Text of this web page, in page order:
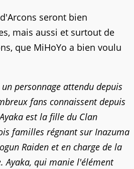
seront bien
mais aussi et surtout de
que MiHoYo a bien voulu
un personnage attendu depuis
fans connaissent depuis
est la fille du Clan
familles régnant sur Inazuma
Raiden et en charge de la
Ayaka, qui manie l'élément